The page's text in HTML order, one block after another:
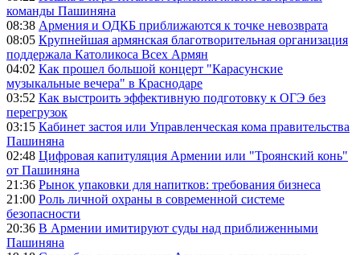
команды Пашиняна
08:38 Армения и ОДКБ приближаются к точке невозврата
08:05 Крупнейшая армянская благотворительная организация
поддержала Католикоса Всех Армян
04:02 Как прошел большой концерт "Карасунские
музыкальные вечера" в Краснодаре
03:52 Как выстроить эффективную подготовку к ОГЭ без
перегрузок
03:15 Кабинет застоя или Управленческая кома правительства
Пашиняна
02:48 Цифровая капитуляция Армении или "Троянский конь"
от Пашиняна
21:36 Рынок упаковки для напитков: требования бизнеса
21:00 Роль личной охраны в современной системе
безопасности
20:36 В Армении имитируют суды над приближенными
Пашиняна